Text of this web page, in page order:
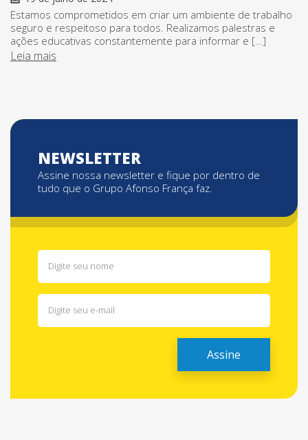
Estamos comprometidos em criar um ambiente de trabalho
seguro e respeitoso para todos. Realizamos palestras e
ações educativas constantemente para informar e […]
Leia mais
NEWSLETTER
Assine nossa newsletter e fique por dentro de
tudo que o Grupo Afonso França faz.